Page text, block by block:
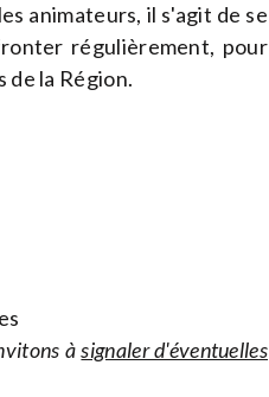
animateurs, il s'agit de se
régulièrement, pour
la Région.
àsignaler d'éventuelles